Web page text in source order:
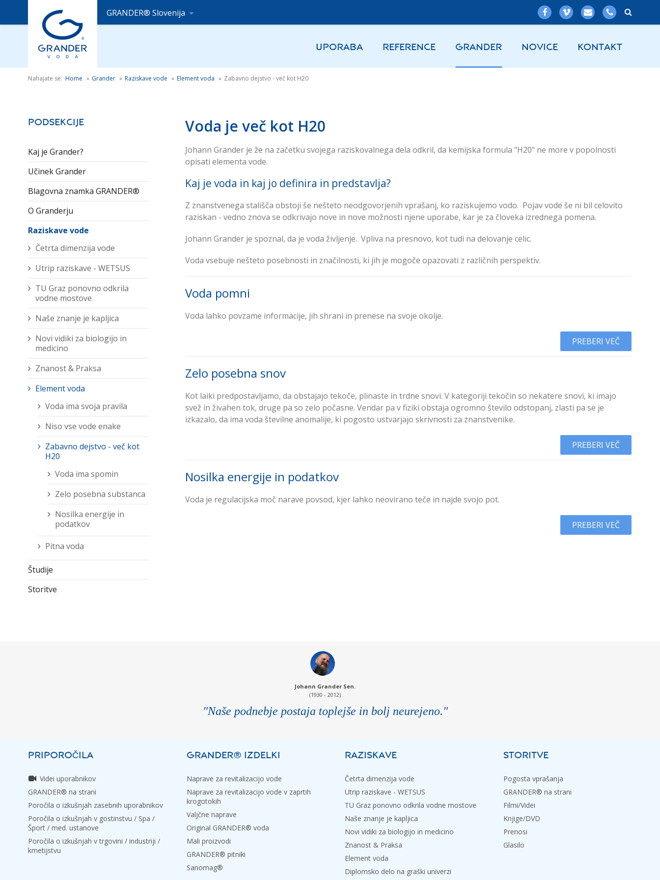
GRANDER® Slovenija
UPORABA REFERENCE GRANDER NOVICE KONTAKT
Nahajate se: Home » Grander » Raziskave vode » Element voda » Zabavno dejstvo - več kot H20
Podsekcije
Kaj je Grander?
Učinek Grander
Blagovna znamka GRANDER®
O Granderju
Raziskave vode
Četrta dimenzija vode
Utrip raziskave - WETSUS
TU Graz ponovno odkrila
vodne mostove
Naše znanje je kapljica
Novi vidiki za biologijo in
medicino
Znanost & Praksa
Element voda
Voda ima svoja pravila
Niso vse vode enake
Zabavno dejstvo - več kot
H20
Voda ima spomin
Zelo posebna substanca
Nosilka energije in
podatkov
Pitna voda
Študije
Storitve
Voda je več kot H20
Johann Grander je že na začetku svojega raziskovalnega dela odkril, da kemijska formula "H20" ne more v popolnosti
opisati elementa vode.
Kaj je voda in kaj jo definira in predstavlja?
Z znanstvenega stališča obstoji še nešteto neodgovorjenih vprašanj, ko raziskujemo vodo. Pojav vode še ni bil celovito
raziskan - vedno znova se odkrivajo nove in nove možnosti njene uporabe, kar je za človeka izrednega pomena.
Johann Grander je spoznal, da je voda življenje. Vpliva na presnovo, kot tudi na delovanje celic.
Voda vsebuje nešteto posebnosti in značilnosti, ki jih je mogoče opazovati z različnih perspektiv.
Voda pomni
Voda lahko povzame informacije, jih shrani in prenese na svoje okolje.
PREBERI VEČ
Zelo posebna snov
Kot laiki predpostavljamo, da obstajajo tekoče, plinaste in trdne snovi. V kategoriji tekočin so nekatere snovi, ki imajo
svež in živahen tok, druge pa so zelo počasne. Vendar pa v fiziki obstaja ogromno število odstopanj, zlasti pa se je
izkazalo, da ima voda številne anomalije, ki pogosto ustvarjajo skrivnosti za znanstvenike.
PREBERI VEČ
Nosilka energije in podatkov
Voda je regulacijska moč narave povsod, kjer lahko neovirano teče in najde svojo pot.
PREBERI VEČ
Johann Grander Sen.
(1930 - 2012)
"Naše podnebje postaja toplejše in bolj neurejeno."
PRIPOROČILA
Videi uporabnikov
GRANDER® na strani
Poročila o izkušnjah zasebnih uporabnikov
Poročila o izkušnjah v gostinstvu / Spa /
Šport / med. ustanove
Poročila o izkušnjah v trgovini / industriji /
kmetijstvu
GRANDER® IZDELKI
Naprave za revitalizacijo vode
Naprave za revitalizacijo vode v zaprtih
krogotokih
Valjčne naprave
Original GRANDER® voda
Mali proizvodi
GRANDER® pitniki
Sanomag®
RAZISKAVE
Četrta dimenzija vode
Utrip raziskave - WETSUS
TU Graz ponovno odkrila vodne mostove
Naše znanje je kapljica
Novi vidiki za biologijo in medicino
Znanost & Praksa
Element voda
Diplomsko delo na graški univerzi
STORITVE
Pogosta vprašanja
GRANDER® na strani
Filmi/Videi
Knjige/DVD
Prenosi
Glasilo